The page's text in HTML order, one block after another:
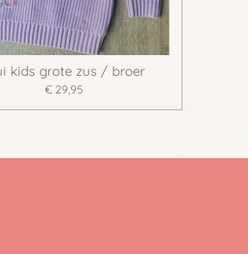
kids grote zus / broer
€ 29,95